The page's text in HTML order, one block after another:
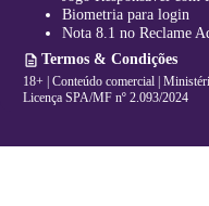
a
l
p
it
e
N
t
i
g
Biometria para login
Nota 8.1 no Reclame
Termos & Condições
18+ | Conteúdo comercial |
Licença SPA/MF nº 2.093/2024